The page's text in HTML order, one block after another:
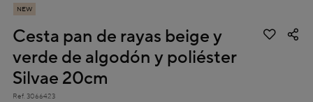
NEW
Cesta pan de rayas beige y
verde de algodón y poliéster
Silvae 20cm
Ref. 3066423